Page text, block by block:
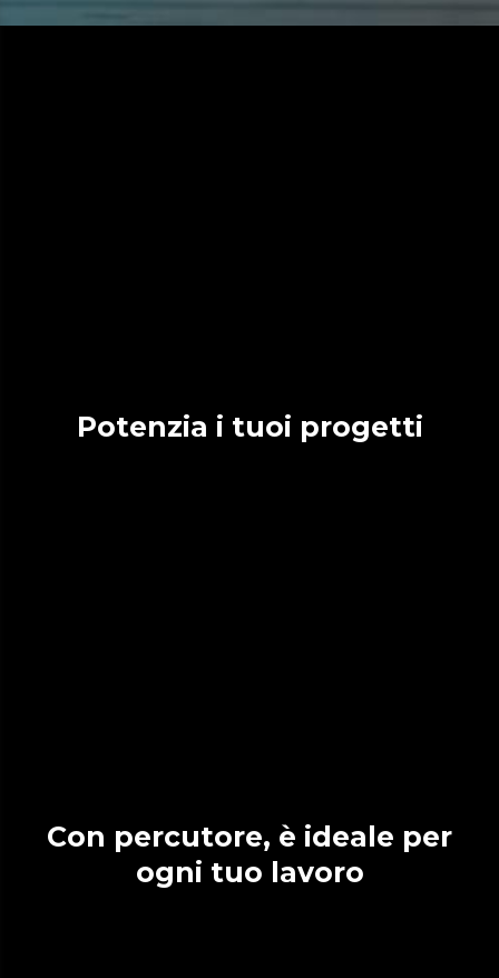
Potenzia i tuoi progetti
Con percutore, è ideale per
ogni tuo lavoro